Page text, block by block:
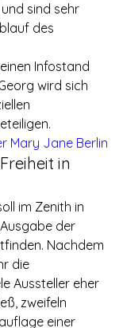
sind sehr
des
Infostand
wird sich
Mary Jane Berlin
in
im Zenith in
der
Nachdem
die
Aussteller eher
zweifeln
einer